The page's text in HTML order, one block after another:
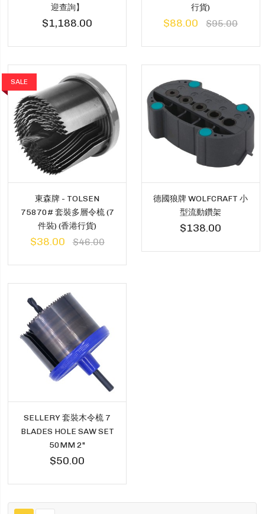
迎查詢】
$1,188.00
行貨)
$88.00 $95.00
SALE
東森牌 - TOLSEN
75870# 套裝多層令梳 (7
件裝) (香港行貨)
$38.00 $46.00
德國狼牌 WOLFCRAFT 小
型流動鑽架
$138.00
SELLERY 套裝木令梳 7
BLADES HOLE SAW SET
50MM 2"
$50.00